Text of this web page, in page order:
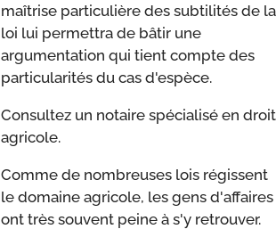
maîtrise particulière des subtilités de la
loi lui permettra de bâtir une
argumentation qui tient compte des
particularités du cas d'espèce.
Consultez un notaire spécialisé en droit
agricole.
Comme de nombreuses lois régissent
le domaine agricole, les gens d'affaires
ont très souvent peine à s'y retrouver.